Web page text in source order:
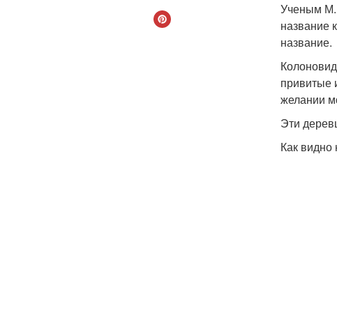
Ученым М.
название
название.
привитые
желании
Эти
Как